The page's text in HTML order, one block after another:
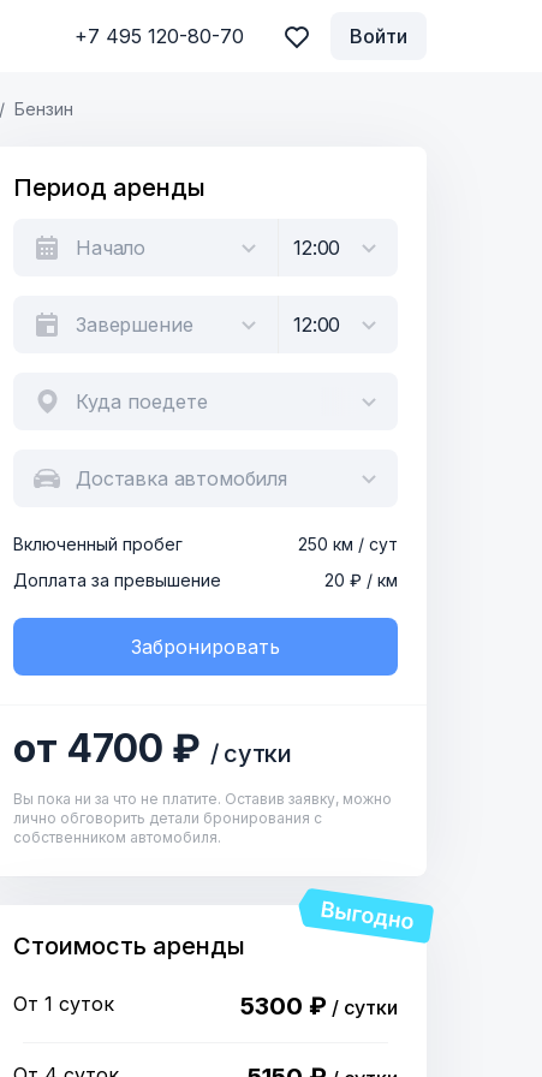
+7 495 120-80-70 Войти
Бензин
Период аренды
Куда поедете
Доставка автомобиля
Включенный пробег
250 км / сут
Доплата за превышение
20 ₽ / км
Забронировать
от 4700 ₽ / сутки
Вы пока ни за что не платите. Оставив заявку, можно
лично обговорить детали бронирования с
собственником автомобиля.
Стоимость аренды
От 1 суток 5300 ₽ / сутки